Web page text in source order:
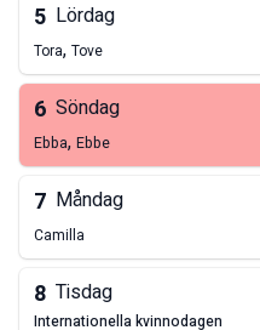
5 Lördag
Tora, Tove
6 Söndag
Ebba, Ebbe
7 Måndag
Camilla
8 Tisdag
internationella kvinnodagen